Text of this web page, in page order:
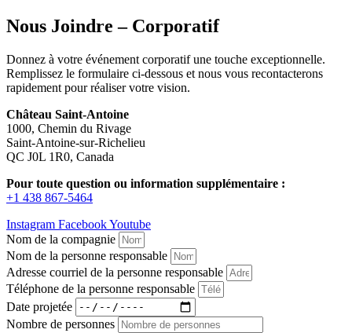
Nous Joindre – Corporatif
Donnez à votre événement corporatif une touche exceptionnelle.
Remplissez le formulaire ci-dessous et nous vous recontacterons
rapidement pour réaliser votre vision.
Château Saint-Antoine
1000, Chemin du Rivage
Saint-Antoine-sur-Richelieu
QC J0L 1R0, Canada
Pour toute question ou information supplémentaire :
+1 438 867-5464
Instagram FacebookYoutube
Nom de la compagnie
Nom de la personne responsable
Adresse courriel de la personne responsable
Téléphone de la personne responsable
Date projetée
Nombre de personnes